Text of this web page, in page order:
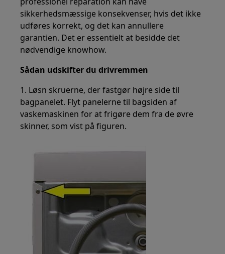
sikkerhedsmæssige konsekvenser, hvis det ikke
udføres korrekt, og det kan annullere
garantien. Det er essentielt at besidde det
nødvendige knowhow.
Sådan udskifter du drivremmen
1. Løsn skruerne, der fastgør højre side til
bagpanelet. Flyt panelerne til bagsiden af
vaskemaskinen for at frigøre dem fra de øvre
skinner, som vist på figuren.